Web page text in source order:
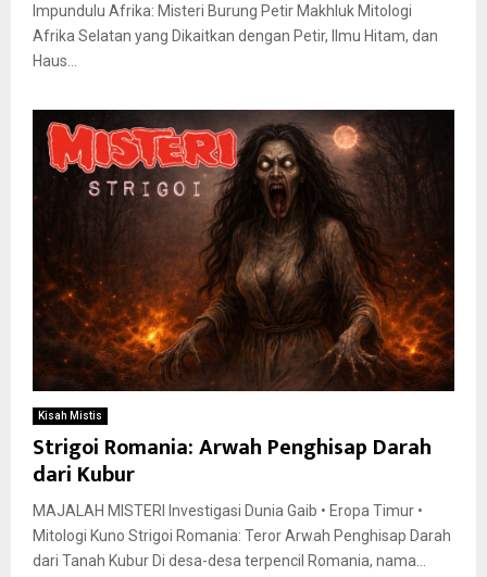
Impundulu Afrika: Misteri Burung Petir Makhluk Mitologi
Afrika Selatan yang Dikaitkan dengan Petir, Ilmu Hitam, dan
Haus...
Kisah Mistis
Strigoi Romania: Arwah Penghisap Darah
dari Kubur
MAJALAH MISTERI Investigasi Dunia Gaib • Eropa Timur •
Mitologi Kuno Strigoi Romania: Teror Arwah Penghisap Darah
dari Tanah Kubur Di desa-desa terpencil Romania, nama...